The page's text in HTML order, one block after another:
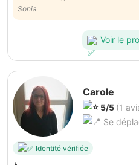
Sonia
Voir le
Carole
5/5 (1
Se
Identité vérifiée